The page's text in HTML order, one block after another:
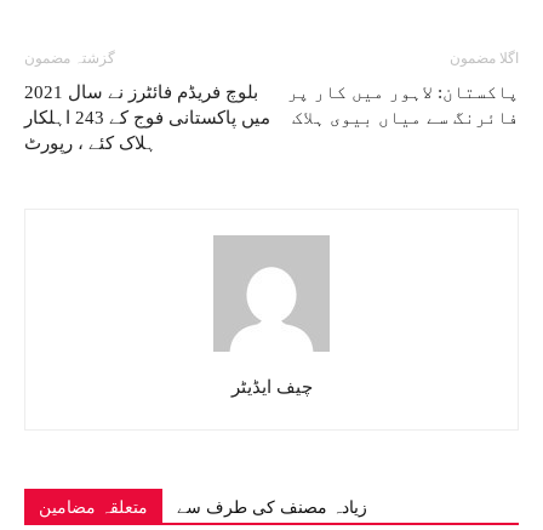
گزشتہ مضمون
بلوچ فریڈم فائٹرز نے سال 2021
میں پاکستانی فوج کے 243 اہلکار
ہلاک کئے ، رپورٹ
اگلا مضمون
پاکستان: لاہور میں کار پر
فائرنگ سے میاں بیوی ہلاک
چیف ایڈیٹر
متعلقہ مضامین زیادہ مصنف کی طرف سے